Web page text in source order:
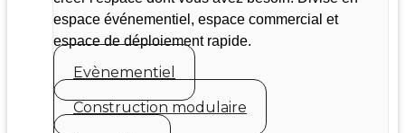
espace événementiel, espace commercial et
espace de déploiement rapide.
Evènementiel
Construction modulaire